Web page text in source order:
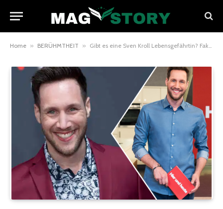
Home » BERÜHMTHEIT » Gibt es eine Sven Kroll Lebensgefährtin? Fakten statt Gerüchte